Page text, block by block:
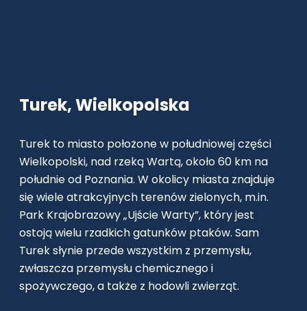
Turek, Wielkopolska
Turek to miasto położone w południowej części
Wielkopolski, nad rzeką Wartą, około 60 km na
południe od Poznania. W okolicy miasta znajduje
się wiele atrakcyjnych terenów zielonych, m.in.
Park Krajobrazowy „Ujście Warty”, który jest
ostoją wielu rzadkich gatunków ptaków. Sam
Turek słynie przede wszystkim z przemysłu,
zwłaszcza przemysłu chemicznego i
spożywczego, a także z hodowli zwierząt.